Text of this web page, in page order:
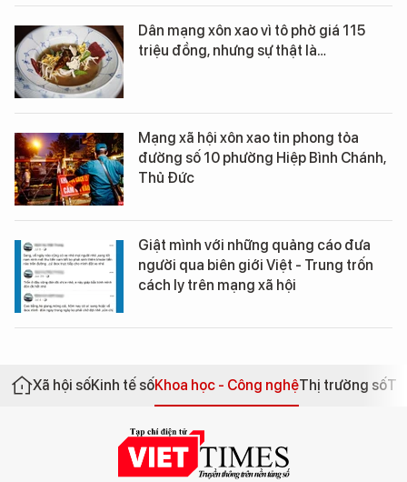
Dân mạng xôn xao vì tô phở giá 115
triệu đồng, nhưng sự thật là…
Mạng xã hội xôn xao tin phong tỏa
đường số 10 phường Hiệp Bình Chánh,
Thủ Đức
Giật mình với những quảng cáo đưa
người qua biên giới Việt - Trung trốn
cách ly trên mạng xã hội
Xã hội sốKinh tế sốKhoa học - Công nghệThị trường số